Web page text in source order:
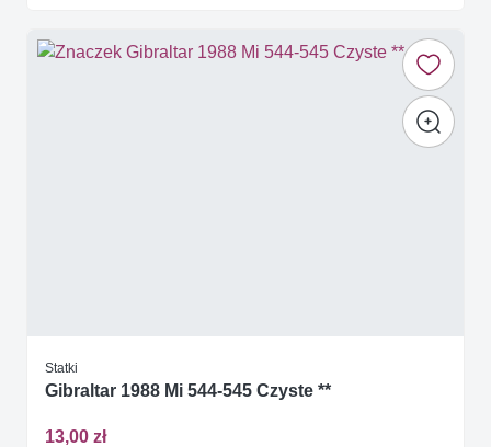
Statki
Gibraltar 1988 Mi 544-545 Czyste **
13,00 zł